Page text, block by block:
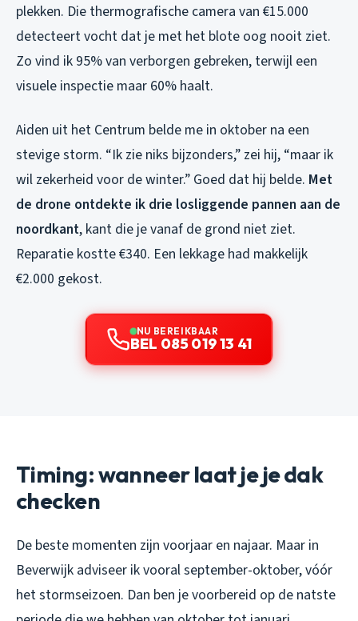
plekken. Die thermografische camera van €15.000
detecteert vocht dat je met het blote oog nooit ziet.
Zo vind ik 95% van verborgen gebreken, terwijl een
visuele inspectie maar 60% haalt.
Aiden uit het Centrum belde me in oktober na een
stevige storm. “Ik zie niks bijzonders,” zei hij, “maar ik
wil zekerheid voor de winter.” Goed dat hij belde. Met
de drone ontdekte ik drie losliggende pannen aan de
noordkant, kant die je vanaf de grond niet ziet.
Reparatie kostte €340. Een lekkage had makkelijk
€2.000 gekost.
NU BEREIKBAAR
BEL 085 019 13 41
Timing: wanneer laat je je dak
checken
De beste momenten zijn voorjaar en najaar. Maar in
Beverwijk adviseer ik vooral september-oktober, vóór
het stormseizoen. Dan ben je voorbereid op de natste